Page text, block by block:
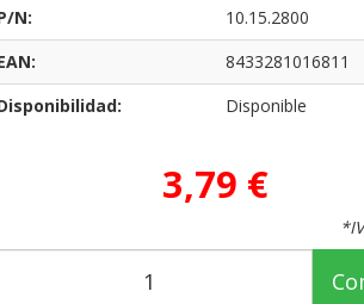
N:
10.15.2800
8433281016811
Disponible
3,79 €